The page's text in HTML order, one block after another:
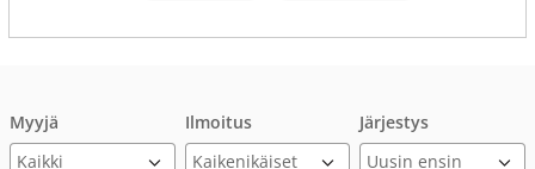
Myyjä Ilmoitus Järjestys